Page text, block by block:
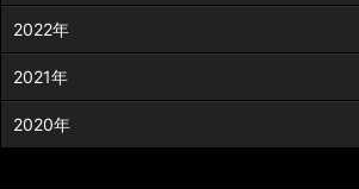
2022年
2021年
2020年